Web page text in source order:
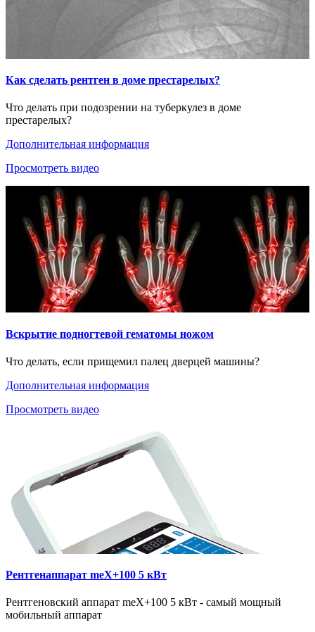
Как сделать рентген в доме престарелых?
Что делать при подозрении на туберкулез в доме
престарелых?
Дополнительная информация
Просмотреть видео
Вскрытие подногтевой гематомы ножом
Что делать, если прищемил палец дверцей машины?
Дополнительная информация
Просмотреть видео
Рентгенаппарат meX+100 5 кВт
Рентгеновский аппарат meX+100 5 кВт - самый мощный
мобильный аппарат